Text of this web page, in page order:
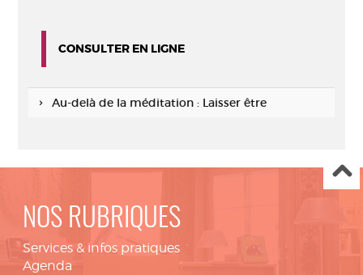
CONSULTER EN LIGNE
Au-delà de la méditation : Laisser être
NOS RUBRIQUES
Services & infos pratiques
Agenda